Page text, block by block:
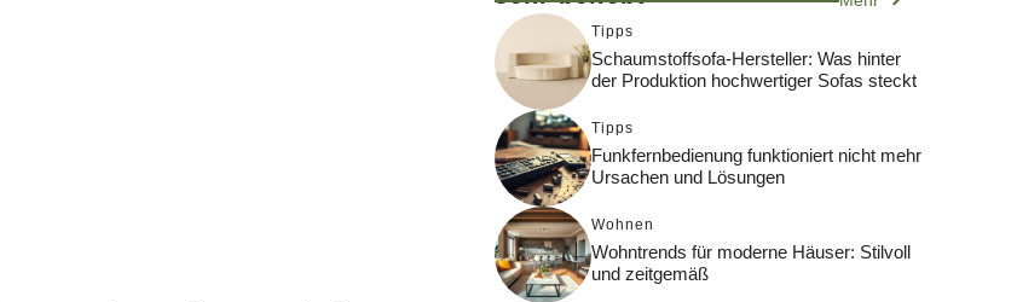
Tipps
Schaumstoffsofa-Hersteller: Was hinter
der Produktion hochwertiger Sofas steckt
Tipps
Funkfernbedienung funktioniert nicht mehr
Ursachen und Lösungen
Wohnen
Wohntrends für moderne Häuser: Stilvoll
und zeitgemäß